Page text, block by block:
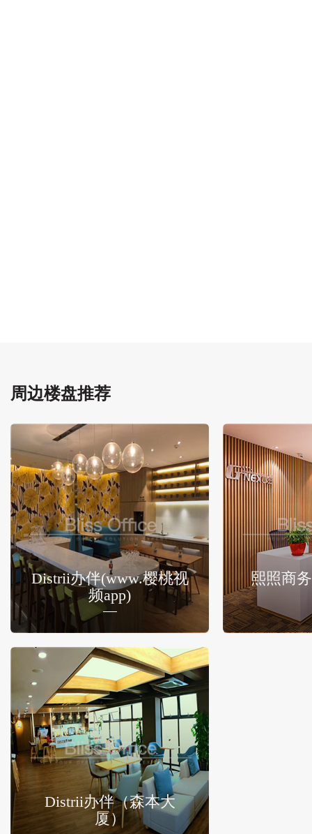
周边楼盘推荐
Distrii办伴(www.樱桃视
频app)
熙照商
Distrii办伴（森本大
厦）